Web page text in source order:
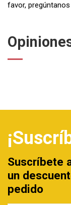
favor,
Suscríbete
un
pedido